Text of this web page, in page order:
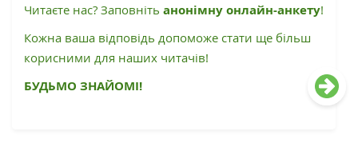
Читаєте нас? Заповніть анонімну онлайн-анкету!
Кожна ваша відповідь допоможе стати ще більш
корисними для наших читачів!
БУДЬМО ЗНАЙОМІ!